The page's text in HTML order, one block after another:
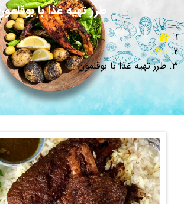
طرز تهیه غذا با بوقلمون
بلاگ
طرز تهیه غذا با بوقلمون